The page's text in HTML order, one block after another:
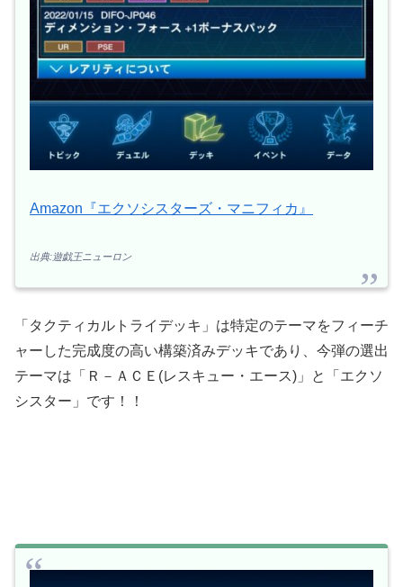
Amazon『エクソシスターズ・マニフィカ』
出典:遊戯王ニューロン
「タクティカルトライデッキ」は特定のテーマをフィーチ
ャーした完成度の高い構築済みデッキであり、今弾の選出
テーマは「Ｒ－ＡＣＥ(レスキュー・エース)」と「エクソ
シスター」です！！